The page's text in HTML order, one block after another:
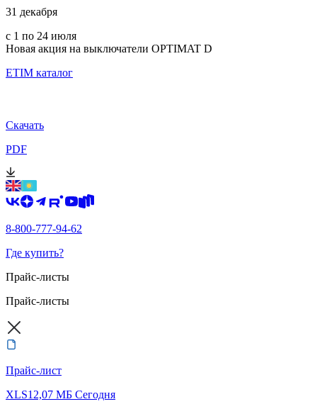
31 декабря
с 1 по 24 июля
Новая акция на выключатели OPTIMAT D
ETIM каталог
Скачать
PDF
8-800-777-94-62
Где купить?
Прайс-листы
Прайс-листы
Прайс-лист
XLS12,07 МБ Сегодня